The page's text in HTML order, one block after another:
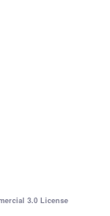
3.0 License